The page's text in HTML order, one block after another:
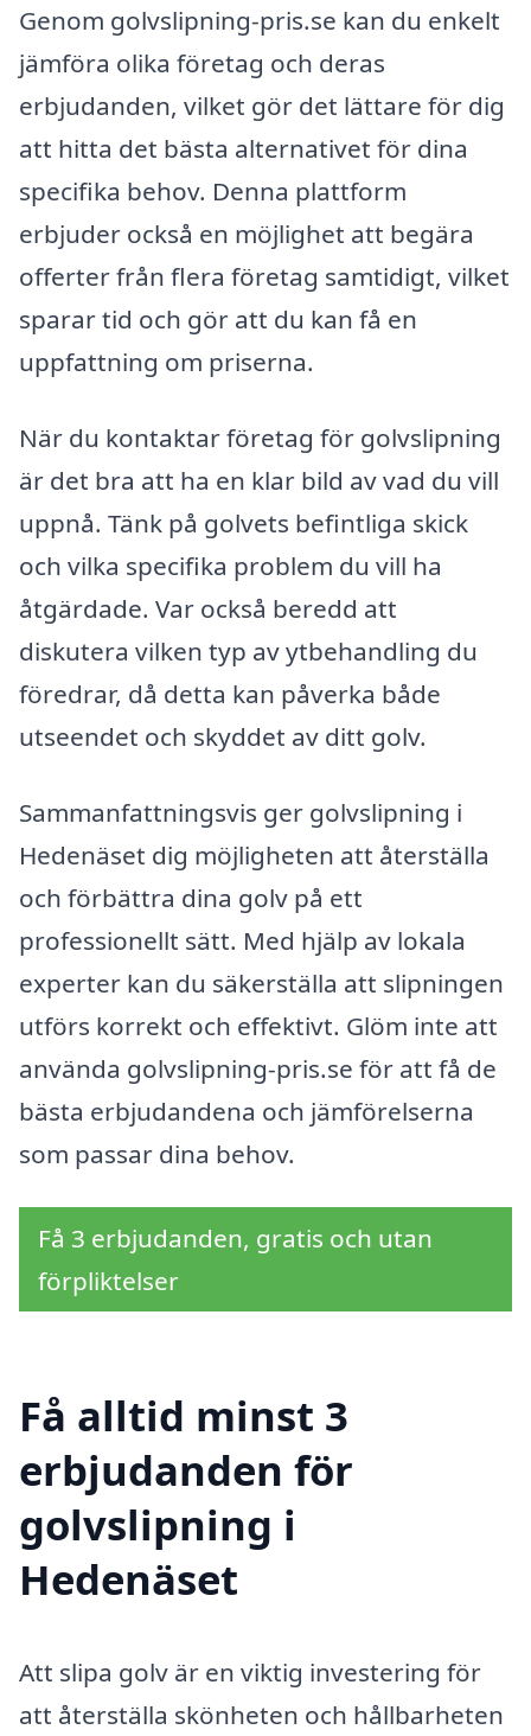
Genom golvslipning-pris.se kan du enkelt
jämföra olika företag och deras
erbjudanden, vilket gör det lättare för dig
att hitta det bästa alternativet för dina
specifika behov. Denna plattform
erbjuder också en möjlighet att begära
offerter från flera företag samtidigt, vilket
sparar tid och gör att du kan få en
uppfattning om priserna.
När du kontaktar företag för golvslipning
är det bra att ha en klar bild av vad du vill
uppnå. Tänk på golvets befintliga skick
och vilka specifika problem du vill ha
åtgärdade. Var också beredd att
diskutera vilken typ av ytbehandling du
föredrar, då detta kan påverka både
utseendet och skyddet av ditt golv.
Sammanfattningsvis ger golvslipning i
Hedenäset dig möjligheten att återställa
och förbättra dina golv på ett
professionellt sätt. Med hjälp av lokala
experter kan du säkerställa att slipningen
utförs korrekt och effektivt. Glöm inte att
använda golvslipning-pris.se för att få de
bästa erbjudandena och jämförelserna
som passar dina behov.
Få 3 erbjudanden, gratis och utan
förpliktelser
Få alltid minst 3
erbjudanden för
golvslipning i
Hedenäset
Att slipa golv är en viktig investering för
att återställa skönheten och hållbarheten